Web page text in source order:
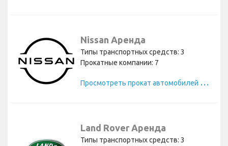
Nissan Аренда
Типы транспортных средств: 3
Прокатные компании: 7
П
росмотреть прокат автомобилей Nissan
Land Rover Аренда
Типы транспортных средств: 3